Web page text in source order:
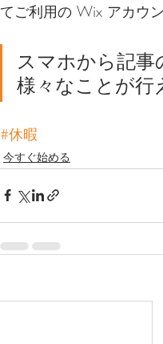
てご利用の Wix アカウ
スマホから記
様々なことが行
#休暇
今すぐ始める